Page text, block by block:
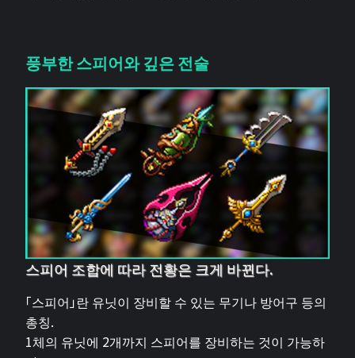
풍부한 스피어와 깊은 전술
스피어 조합에 따라 전황은 크게 바뀐다.
「스피어」란 유닛이 장비할 수 있는 무기나 방어구 등의
총칭.
1체의 유닛에 2개까지 스피어를 장비하는 것이 가능하